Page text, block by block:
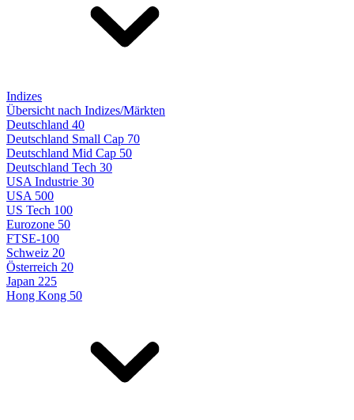
Indizes
Übersicht nach Indizes/Märkten
Deutschland 40
Deutschland Small Cap 70
Deutschland Mid Cap 50
Deutschland Tech 30
USA Industrie 30
USA 500
US Tech 100
Eurozone 50
FTSE-100
Schweiz 20
Österreich 20
Japan 225
Hong Kong 50